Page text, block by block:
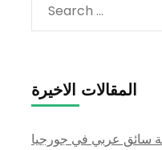
Search
for:
المقالات الاخيرة
سائق عربي في جورجيا